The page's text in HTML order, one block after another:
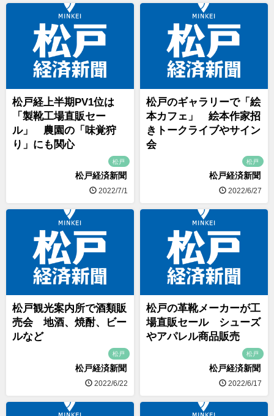
松戸経上半期PV1位は
「製靴工場直販セー
ル」 農園の「味覚狩
り」にも関心
松戸
松戸経済新聞
2022/7/1
松戸のギャラリーで「絵
本カフェ」 絵本作家招
きトークライブやサイン
会
松戸
松戸経済新聞
2022/6/27
松戸観光案内所で酒類販
売会 地酒、焼酎、ビー
ルなど
松戸
松戸経済新聞
2022/6/22
松戸の革靴メーカーが工
場直販セール シューズ
やアパレル商品販売
松戸
松戸経済新聞
2022/6/17